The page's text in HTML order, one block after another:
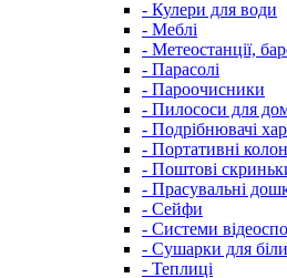
- Кулери для води
- Меблі
- Метеостанції,
- Парасолі
- Пароочисники
- Пилососи для
- Подрібнювачі
- Портативні
- Поштові
- Прасувальні
- Сейфи
- Системи
- Сушарки для
- Теплиці